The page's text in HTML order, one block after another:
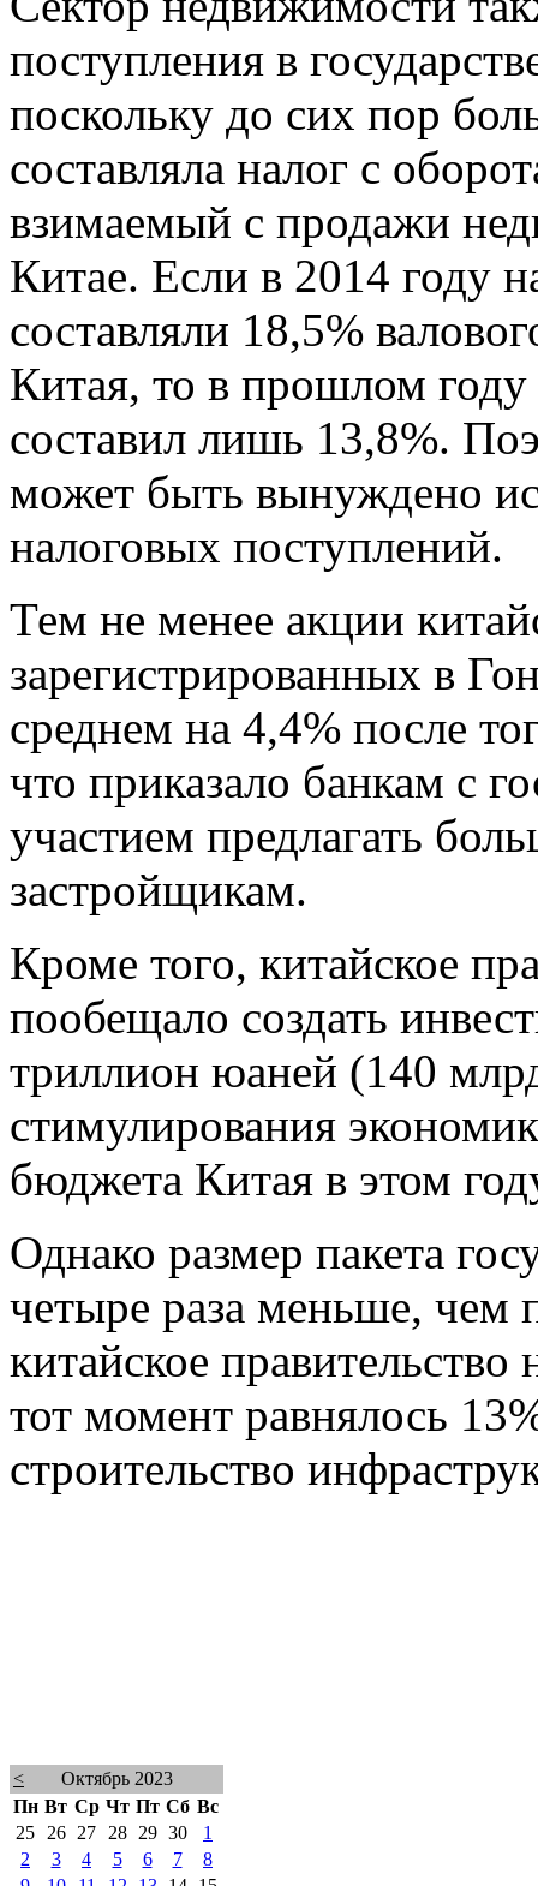
поступления в
поскольку до сих пор
составляла налог с
взимаемый с продажи
Китае. Если в 2014 году
составляли 18,5%
Китая, то в прошлом году
составил лишь 13,8%.
может быть вынуждено
налоговых поступлений.
Тем не менее акции
зарегистрированных в
среднем на 4,4% после
что приказало банкам с
участием предлагать
застройщикам.
Кроме того, китайское
пообещало создать
триллион юаней (140
стимулирования
бюджета Китая в этом
Однако размер пакета
четыре раза меньше, чем
китайское
тот момент равнялось
строительство
<
Октябрь 2023
Пн Вт Ср Чт Пт Сб Вс
25
26 27 28 29 30
1
2
3 4 5 6 7
8